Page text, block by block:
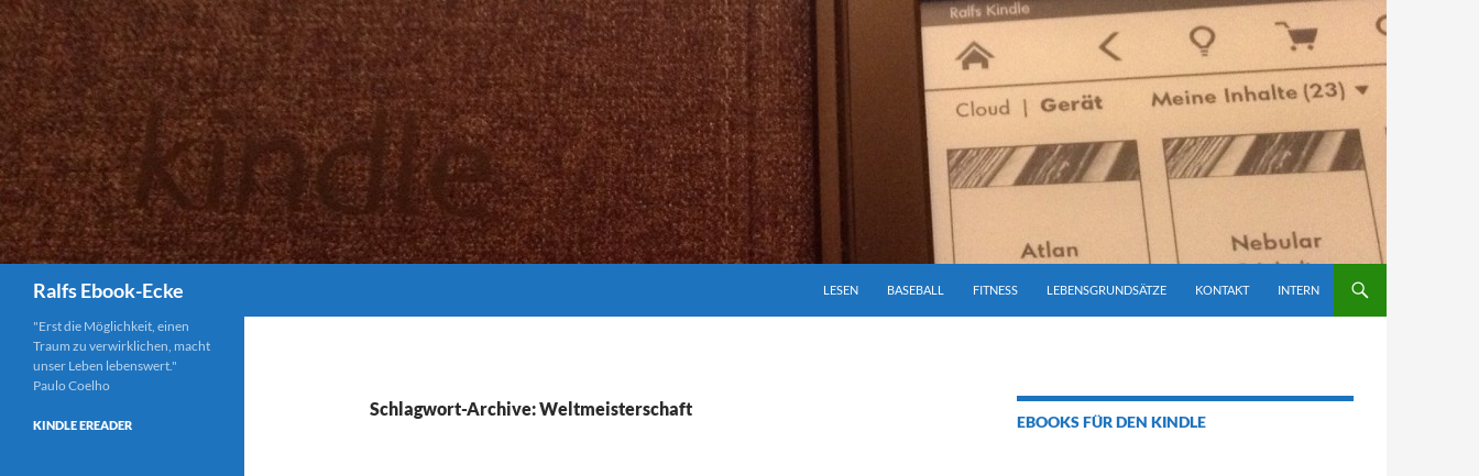
Ralfs Ebook-Ecke
LESEN
BASEBALL FITNESS LEBENSGRUNDSÄTZE KONTAKT INTERN
Schlagwort-Archive: Weltmeisterschaft
EBOOKS FÜR DEN KINDLE
"Erst die Möglichkeit, einen
Traum zu verwirklichen, macht
unser Leben lebenswert."
Paulo Coelho
KINDLE EREADER